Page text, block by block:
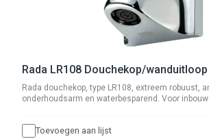
Rada LR108 Douchekop/wanduitloop
Rada douchekop, type LR108, extreem robuust,
onderhoudsarm en waterbesparend. Voor
8 l/min. (volumestroombegrenzer 5 l/min wordt
Toevoegen aan lijst